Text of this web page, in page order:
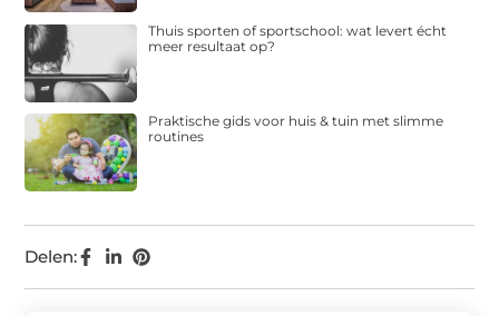
Delen:
Thuis sporten of sportschool: wat levert écht
meer resultaat op?
Praktische gids voor huis & tuin met slimme
routines